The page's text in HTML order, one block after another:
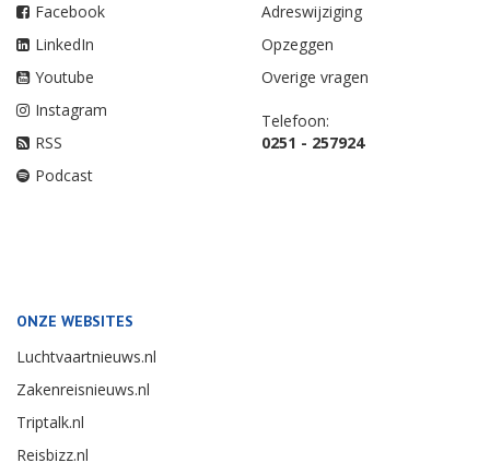
Facebook
LinkedIn
Youtube
Instagram
RSS
Podcast
Adreswijziging
Opzeggen
Overige vragen
Telefoon:
0251 - 257924
ONZE WEBSITES
Luchtvaartnieuws.nl
Zakenreisnieuws.nl
Triptalk.nl
Reisbizz.nl